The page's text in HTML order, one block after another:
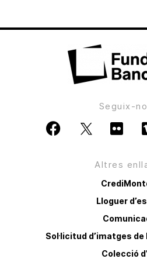
Seguix-
Altres
Lloguer
Sol·licitud d’imatges de
Colecció